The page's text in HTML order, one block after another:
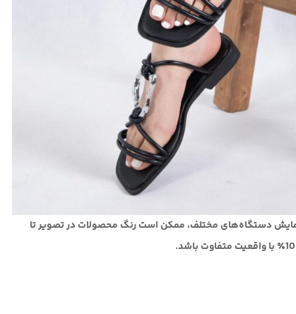
دستگاه‌های مختلف، ممکن است رنگ محصولات در تصویر تا
10٪ با واقعیت متفاوت باشد.